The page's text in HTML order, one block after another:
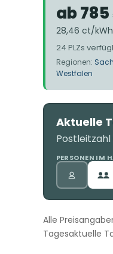
ab 785
28,46 ct/
24 PLZs
Regionen:
Westfalen
Aktuelle
PERSONEN IM
Alle
Tagesaktuelle